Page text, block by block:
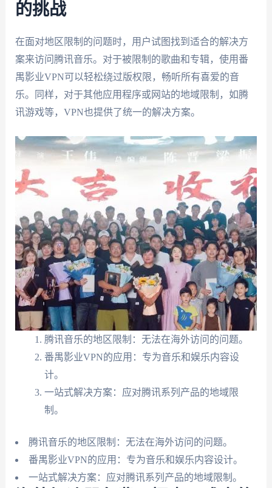
的挑战
在面对地区限制的问题时，用户试图找到适合的解决方
案来访问腾讯音乐。对于被限制的歌曲和专辑，使用番
禺影业VPN可以轻松绕过版权限，畅听所有喜爱的音
乐。同样，对于其他应用程序或网站的地域限制，如腾
讯游戏等，VPN也提供了统一的解决方案。
腾讯音乐的地区限制：无法在海外访问的问题。
番禺影业VPN的应用：专为音乐和娱乐内容设
计。
一站式解决方案：应对腾讯系列产品的地域限
制。
腾讯音乐的地区限制：无法在海外访问的问题。
番禺影业VPN的应用：专为音乐和娱乐内容设计。
一站式解决方案：应对腾讯系列产品的地域限制。